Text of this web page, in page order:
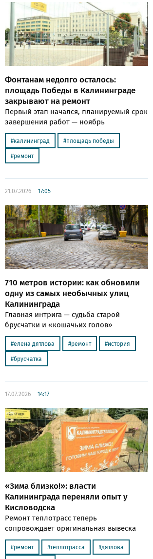
Фонтанам недолго осталось:
площадь Победы в Калининграде
закрывают на ремонт
Первый этап начался, планируемый срок
завершения работ — ноябрь
калининград площадь победы
ремонт
21.07.2026 17:05
710 метров истории: как обновили
одну из самых необычных улиц
Калининграда
Главная интрига — судьба старой
брусчатки и «кошачьих голов»
елена дятлова ремонт история
брусчатка
17.07.2026 14:17
«Зима близко!»: власти
Калининграда переняли опыт у
Кисловодска
Ремонт теплотрасс теперь
сопровождает оригинальная вывеска
ремонт теплотрасса дятлова